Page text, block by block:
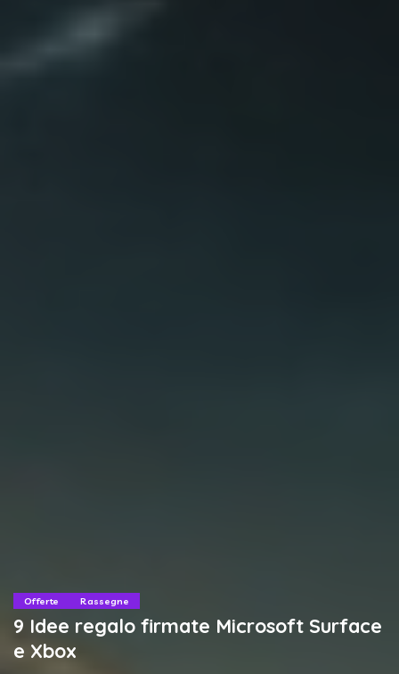
Offerte Rassegne
9 Idee regalo firmate Microsoft Surface
e Xbox